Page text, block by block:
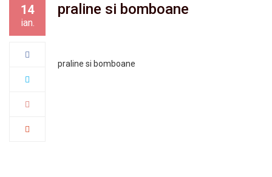
14
ian.
praline si bomboane
praline si bomboane